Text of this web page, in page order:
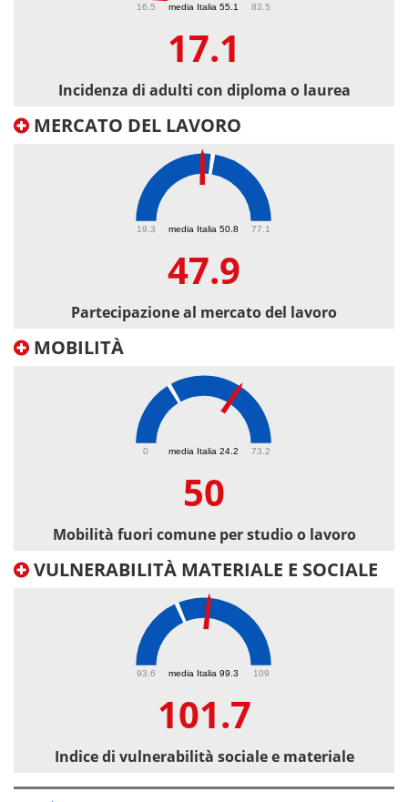
media Italia 55.1
16.5 83.5
17.1
Incidenza di adulti con diploma o laurea
MERCATO DEL LAVORO
media Italia 50.8
19.3 77.1
47.9
Partecipazione al mercato del lavoro
MOBILITÀ
media Italia 24.2
0 73.2
50
Mobilità fuori comune per studio o lavoro
VULNERABILITÀ MATERIALE E SOCIALE
media Italia 99.3
93.6 109
101.7
Indice di vulnerabilità sociale e materiale